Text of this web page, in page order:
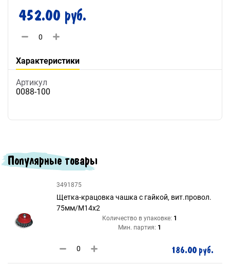
452.00 руб.
Характеристики
Артикул
0088-100
Популярные товары
3491875
Щетка-крацовка чашка с гайкой, вит.провол.
75мм/М14х2
Количество в упаковке: 1
Мин. партия: 1
186.00 руб.